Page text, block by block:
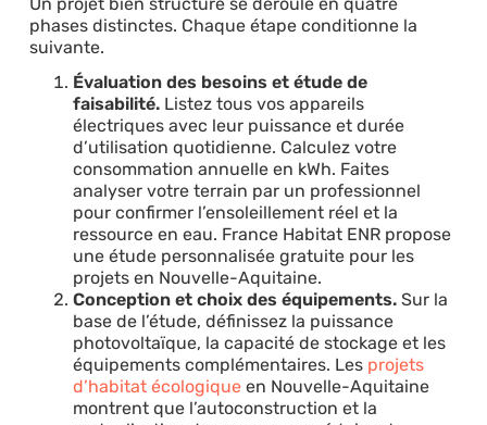
phases distinctes. Chaque étape conditionne la
suivante.
Évaluation des besoins et étude de
faisabilité.Listez tous vos appareils
électriques avec leur puissance et durée
d’utilisation quotidienne. Calculez votre
consommation annuelle en kWh. Faites
analyser votre terrain par un professionnel
pour confirmer l’ensoleillement réel et la
ressource en eau. France Habitat ENR propose
une étude personnalisée gratuite pour les
projets en Nouvelle-Aquitaine.
Conception et choix des équipements.Sur la
base de l’étude, définissez la puissance
photovoltaïque, la capacité de stockage et les
équipements complémentaires. Les projets
d’habitat écologiqueen Nouvelle-Aquitaine
montrent que l’autoconstruction et la